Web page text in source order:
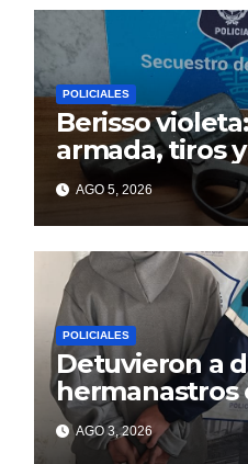
POLICIALES
Berisso
armada, tiros
AGO 5, 2026
POLICIALES
Detuvieron a
hermanastros
matar a
tatuador
AGO 3, 2026